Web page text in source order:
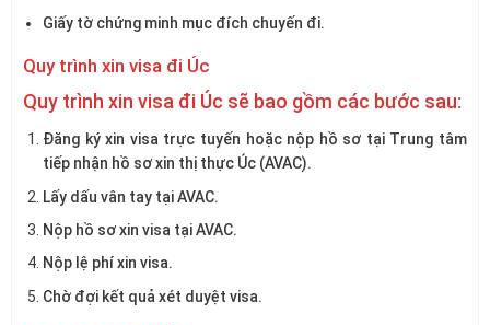
Giấy tờ chứng minh mục đích chuyến đi.
Quy trình xin visa đi Úc
Quy trình xin visa đi Úc sẽ bao gồm các bước sau:
Đăng ký xin visa trực tuyến hoặc nộp hồ sơ tại Trung tâm
tiếp nhận hồ sơ xin thị thực Úc (AVAC).
Lấy dấu vân tay tại AVAC.
Nộp hồ sơ xin visa tại AVAC.
Nộp lệ phí xin visa.
Chờ đợi kết quả xét duyệt visa.